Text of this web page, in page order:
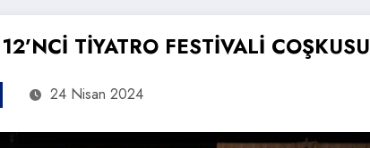
TİYATRO FESTİVALİ COŞKUSU
24 Nisan 2024